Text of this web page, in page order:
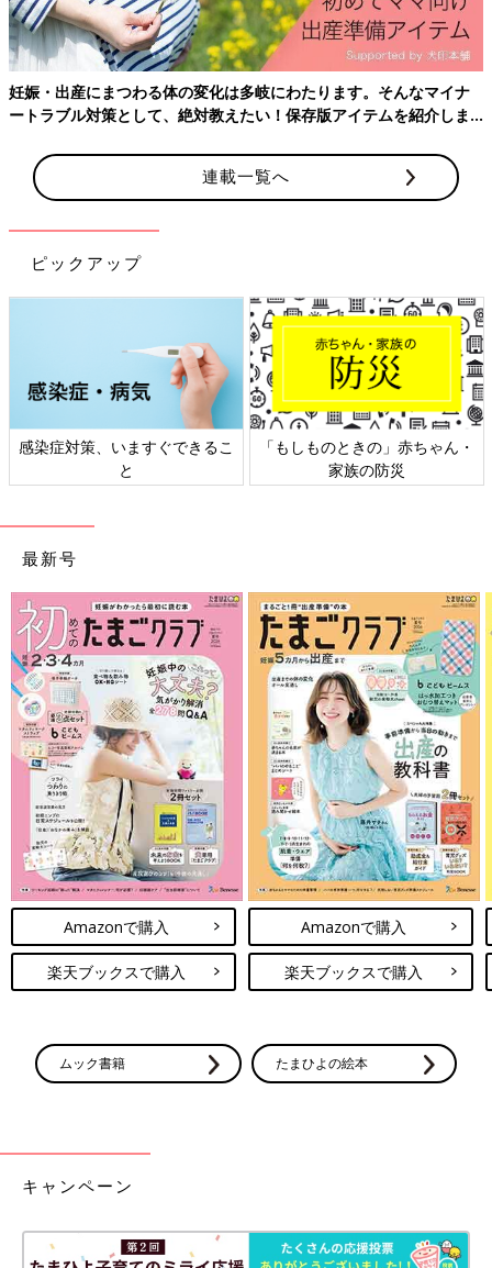
妊娠・出産にまつわる体の変化は多岐にわたります。そんなマイナ
ートラブル対策として、絶対教えたい！保存版アイテムを紹介しま
連載一覧へ
ピックアップ
感染症対策、いますぐできるこ
と
「もしものときの」赤ちゃん・
家族の防災
最新号
Amazonで購入
楽天ブックスで購入
Amazonで購入
楽天ブックスで購入
ムック書籍 たまひよの絵本
キャンペーン